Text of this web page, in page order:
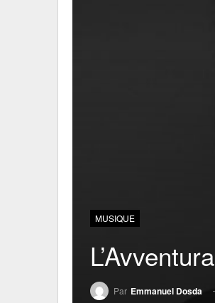
MUSIQUE
L’Avventura
Par Emmanuel Dosda